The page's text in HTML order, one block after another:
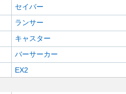
セイバー
ランサー
キャスター
バーサーカー
EX2